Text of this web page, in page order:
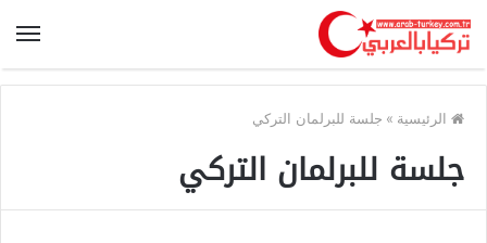
الرئيسية » جلسة للبرلمان التركي
جلسة للبرلمان التركي